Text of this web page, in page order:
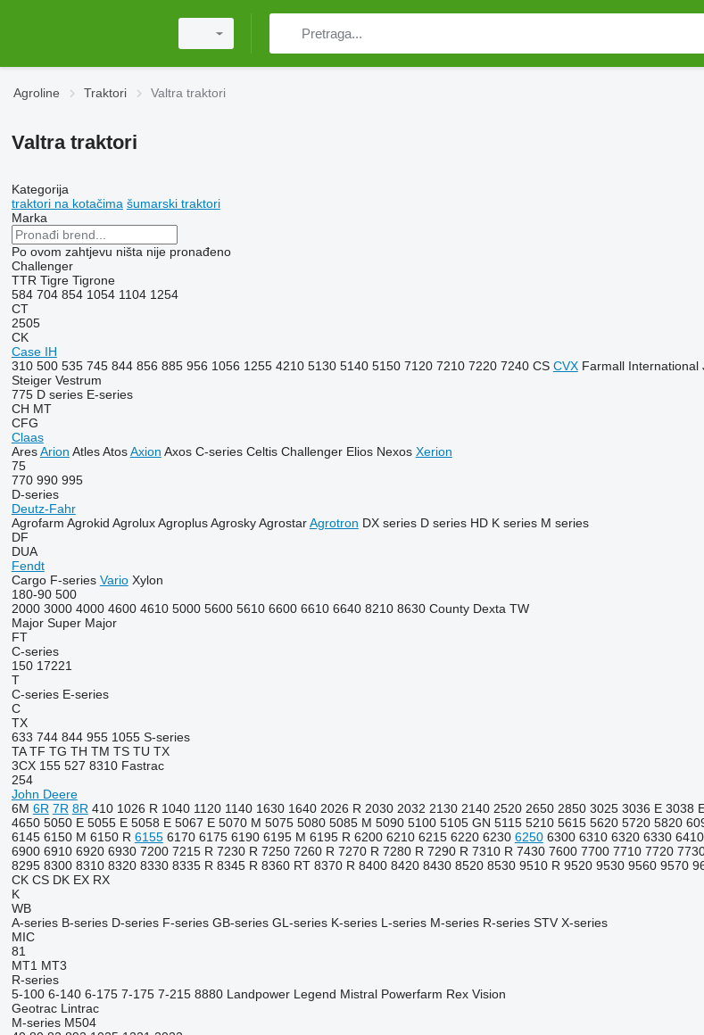
Agroline Traktori Valtra traktori
Valtra traktori
Kategorija
traktori na kotačima šumarski traktori
Marka
Po ovom zahtjevu ništa nije pronađeno
Challenger
TTR Tigre Tigrone
584 704 854 1054 1104 1254
CT
2505
CK
Case IH
310 500 535 745 844 856 885 956 1056 1255 4210 5130 5140 5150 7120 7210 7220 7240 CS CVX Farmall International
Steiger Vestrum
775 D series E-series
CH MT
CFG
Claas
Ares Arion Atles Atos Axion Axos C-series Celtis Challenger Elios Nexos Xerion
75
770 990 995
D-series
Deutz-Fahr
Agrofarm Agrokid Agrolux Agroplus Agrosky Agrostar Agrotron DX series D series HD K series M series
DF
DUA
Fendt
Cargo F-series Vario Xylon
180-90 500
2000 3000 4000 4600 4610 5000 5600 5610 6600 6610 6640 8210 8630 County Dexta TW
Major Super Major
FT
C-series
150 17221
T
C-series E-series
C
TX
633 744 844 955 1055 S-series
TA TF TG TH TM TS TU TX
3CX 155 527 8310 Fastrac
254
John Deere
6M 6R 7R 8R 410 1026 R 1040 1120 1140 1630 1640 2026 R 2030 2032 2130 2140 2520 2650 2850 3025 3036 E 3038
4650 5050 E 5055 E 5058 E 5067 E 5070 M 5075 5080 5085 M 5090 5100 5105 GN 5115 5210 5615 5620 5720 5820
6145 6150 M 6150 R 6155 6170 6175 6190 6195 M 6195 R 6200 6210 6215 6220 6230 6250 6300 6310 6320 6330 6410
6900 6910 6920 6930 7200 7215 R 7230 R 7250 7260 R 7270 R 7280 R 7290 R 7310 R 7430 7600 7700 7710 7720
8295 8300 8310 8320 8330 8335 R 8345 R 8360 RT 8370 R 8400 8420 8430 8520 8530 9510 R 9520 9530 9560 9570
CK CS DK EX RX
K
WB
A-series B-series D-series F-series GB-series GL-series K-series L-series M-series R-series STV X-series
MIC
81
MT1 MT3
R-series
5-100 6-140 6-175 7-175 7-215 8880 Landpower Legend Mistral Powerfarm Rex Vision
Geotrac Lintrac
M-series M504